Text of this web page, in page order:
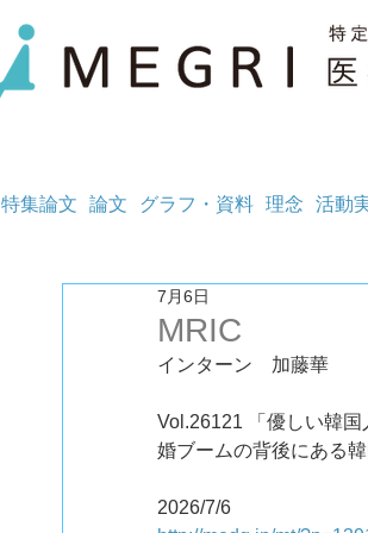
特集論文 論文 グラフ・資料 理念 活動
MRIC
7月6日
インターン　加藤華
Vol.26121 「優しい韓
婚ブームの背後にある
2026/7/6